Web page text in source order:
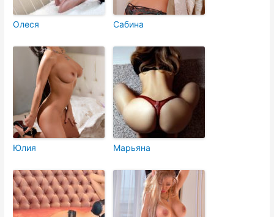
Олеся Сабина
Юлия Марьяна